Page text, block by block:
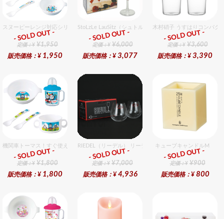
スヌーピーレンジ対応シリーズセット セット販売商品です。
ギフト
定価：¥ ¥1,950
販売価格：¥ 1,950
- SOLD OUT -
StoLzLe LauSitz（シュトルツル ラウンジッツ） アモーレ
ギフト
定価：¥ ¥6,000
販売価格：¥ 3,077
- SOLD OUT -
木村硝子 うすはりコンパ
ギフト
定価：¥ ¥3,600
販売価格：¥ 3,390
- SOLD OUT -
機関車トーマス！すぐ使えるおめでとうセット（男の子用） セット販売商品です。
ギフト
定価：¥ ¥1,800
販売価格：¥ 1,800
- SOLD OUT -
RIEDEL（リーデル） リーデル オー 0 カベルネ 2個入りセ
ギフト
定価：¥ ¥7,000
販売価格：¥ 4,936
- SOLD OUT -
キューブキャンドルM
ギフト
定価：¥ ¥900
販売価格：¥ 800
- SOLD OUT -